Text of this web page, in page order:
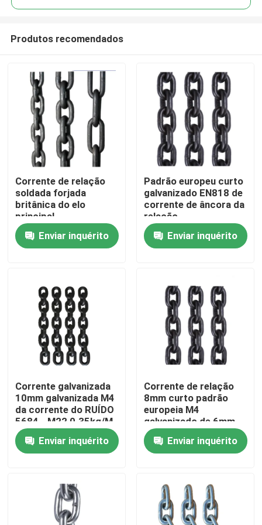
Casa
Quem Somos
Produtos
Vídeos
Marine Rigging Hardware
HARDWARE DE APARELHO DE AÇO INOXIDÁVEL
Parafuso de olho forjado
Encaixes de Electric Power
Produtos recomendados
Corrente de relação
soldada forjada
britânica do elo
principal
Enviar inquérito
Padrão europeu curto
galvanizado EN818 de
corrente de âncora da
relação
Enviar inquérito
Corrente galvanizada
10mm galvanizada M4
da corrente do RUÍDO
5684 - M22 0.35kg/M
Enviar inquérito
Corrente de relação
8mm curto padrão
europeia M4
galvanizado de 6mm -
M45
Enviar inquérito